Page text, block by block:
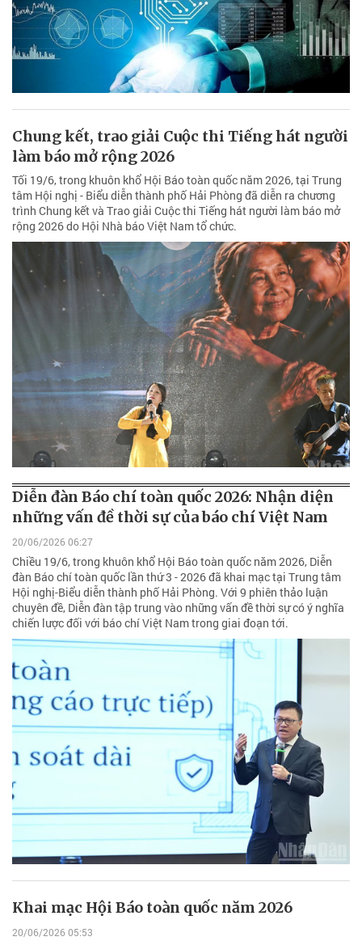
Chung kết, trao giải Cuộc thi Tiếng hát người
làm báo mở rộng 2026
Tối 19/6, trong khuôn khổ Hội Báo toàn quốc năm 2026, tại Trung
tâm Hội nghị - Biểu diễn thành phố Hải Phòng đã diễn ra chương
trình Chung kết và Trao giải Cuộc thi Tiếng hát người làm báo mở
rộng 2026 do Hội Nhà báo Việt Nam tổ chức.
Diễn đàn Báo chí toàn quốc 2026: Nhận diện
những vấn đề thời sự của báo chí Việt Nam
20/06/2026 06:27
Chiều 19/6, trong khuôn khổ Hội Báo toàn quốc năm 2026, Diễn
đàn Báo chí toàn quốc lần thứ 3 - 2026 đã khai mạc tại Trung tâm
Hội nghị-Biểu diễn thành phố Hải Phòng. Với 9 phiên thảo luận
chuyên đề, Diễn đàn tập trung vào những vấn đề thời sự có ý nghĩa
chiến lược đối với báo chí Việt Nam trong giai đoạn tới.
Khai mạc Hội Báo toàn quốc năm 2026
20/06/2026 05:53